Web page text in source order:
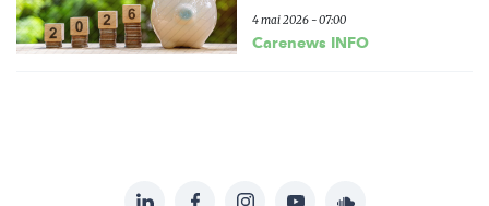
4 mai 2026 - 07:00
Carenews INFO
LinkedInFacebookInstagramYouTubeSoundcloud